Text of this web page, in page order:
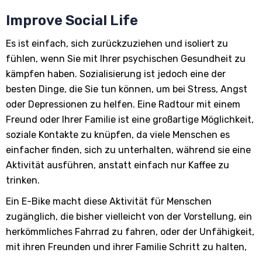
Improve Social Life
Es ist einfach, sich zurückzuziehen und isoliert zu
fühlen, wenn Sie mit Ihrer psychischen Gesundheit zu
kämpfen haben. Sozialisierung ist jedoch eine der
besten Dinge, die Sie tun können, um bei Stress, Angst
oder Depressionen zu helfen. Eine Radtour mit einem
Freund oder Ihrer Familie ist eine großartige Möglichkeit,
soziale Kontakte zu knüpfen, da viele Menschen es
einfacher finden, sich zu unterhalten, während sie eine
Aktivität ausführen, anstatt einfach nur Kaffee zu
trinken.
Ein E-Bike macht diese Aktivität für Menschen
zugänglich, die bisher vielleicht von der Vorstellung, ein
herkömmliches Fahrrad zu fahren, oder der Unfähigkeit,
mit ihren Freunden und ihrer Familie Schritt zu halten,